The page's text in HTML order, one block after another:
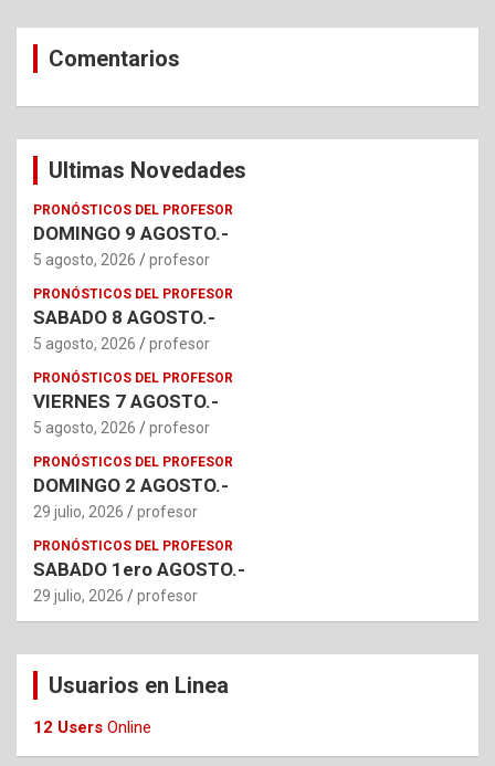
Comentarios
Ultimas Novedades
PRONÓSTICOS DEL PROFESOR
DOMINGO 9 AGOSTO.-
5 agosto, 2026 profesor
PRONÓSTICOS DEL PROFESOR
SABADO 8 AGOSTO.-
5 agosto, 2026 profesor
PRONÓSTICOS DEL PROFESOR
VIERNES 7 AGOSTO.-
5 agosto, 2026 profesor
PRONÓSTICOS DEL PROFESOR
DOMINGO 2 AGOSTO.-
29 julio, 2026 profesor
PRONÓSTICOS DEL PROFESOR
SABADO 1ero AGOSTO.-
29 julio, 2026 profesor
Usuarios en Linea
12 Users Online